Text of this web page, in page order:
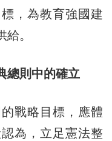
，為教育強國建
。
總則中的確立
戰略目標，應體
為，立足憲法整